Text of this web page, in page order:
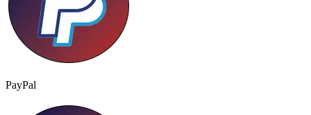
PayPal